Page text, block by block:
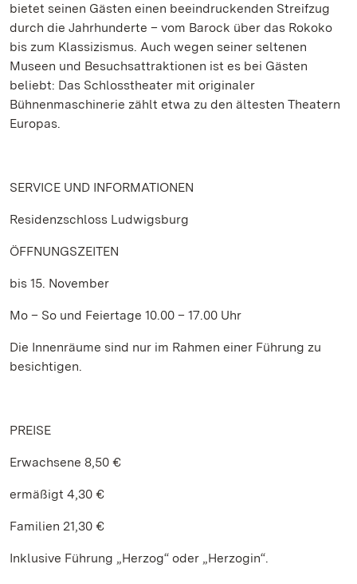
bietet seinen Gästen einen beeindruckenden Streifzug
durch die Jahrhunderte – vom Barock über das Rokoko
bis zum Klassizismus. Auch wegen seiner seltenen
Museen und Besuchsattraktionen ist es bei Gästen
beliebt: Das Schlosstheater mit originaler
Bühnenmaschinerie zählt etwa zu den ältesten Theatern
Europas.
SERVICE UND INFORMATIONEN
Residenzschloss Ludwigsburg
ÖFFNUNGSZEITEN
bis 15. November
Mo – So und Feiertage 10.00 – 17.00 Uhr
Die Innenräume sind nur im Rahmen einer Führung zu
besichtigen.
PREISE
Erwachsene 8,50 €
ermäßigt 4,30 €
Familien 21,30 €
Inklusive Führung „Herzog“ oder „Herzogin“.